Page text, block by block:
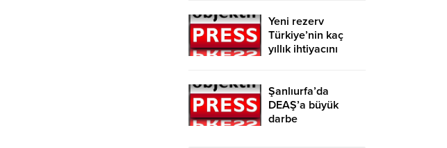
Yeni rezerv
Türkiye’nin kaç
yıllık ihtiyacını
Şanlıurfa’da
DEAŞ’a büyük
darbe